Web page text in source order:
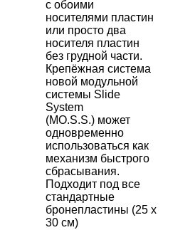
с обоими
носителями пластин
или просто два
носителя пластин
без грудной части.
Крепёжная система
новой модульной
системы Slide
System
(MO.S.S.) может
одновременно
использоваться как
механизм быстрого
сбрасывания.
Подходит под все
стандартные
бронепластины (25 х
30 см)